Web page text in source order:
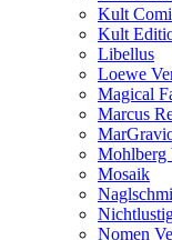
Kult
Kult
Libellus
Loewe
Magical
Marcus
Mohlberg
Mosaik
Nomen